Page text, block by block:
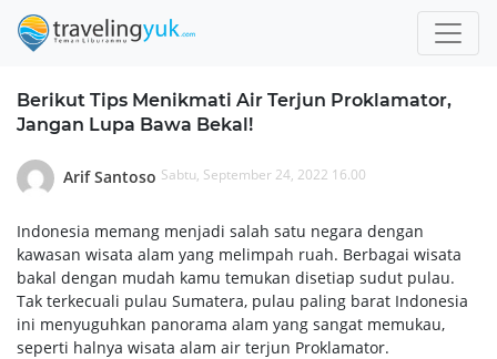
Berikut Tips Menikmati Air Terjun Proklamator,
Jangan Lupa Bawa Bekal!
Arif Santoso Sabtu, September 24, 2022 16.00
Indonesia memang menjadi salah satu negara dengan
kawasan wisata alam yang melimpah ruah. Berbagai wisata
bakal dengan mudah kamu temukan disetiap sudut pulau.
Tak terkecuali pulau Sumatera, pulau paling barat Indonesia
ini menyuguhkan panorama alam yang sangat memukau,
seperti halnya wisata alam air terjun Proklamator.